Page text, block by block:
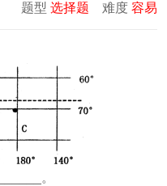
题型 选择题 难度 容易
。